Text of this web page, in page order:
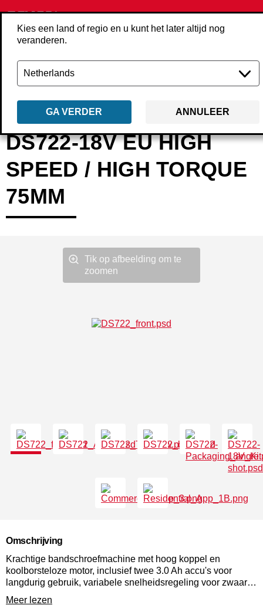
Kies een land of regio en u kunt het later altijd nog
veranderen.
GA VERDER ANNULEER
Terug Producten Machines Schroeven­draaiers & schroef­machines
DS722-18V EU HIGH
SPEED / HIGH TORQUE
75MM
Omschrijving
Krachtige bandschroefmachine met hoog koppel en
koolborsteloze motor, inclusief twee 3.0 Ah accu's voor
langdurig gebruik, variabele snelheidsregeling voor zwaar
staal, snel en precies in hoeken schroeven door middel van
het gepatenteerde Senco "corner-fit'systeem. De DS722-
Meer lezen